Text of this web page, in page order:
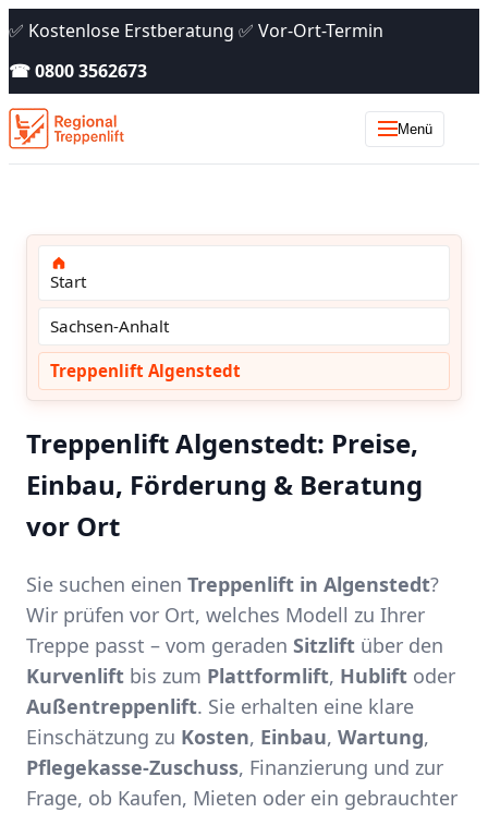
✅ Kostenlose Erstberatung ✅ Vor-Ort-Termin
☎ 0800 3562673
Menü
Start
Sachsen-Anhalt
Treppenlift Algenstedt
Treppenlift Algenstedt: Preise,
Einbau, Förderung & Beratung
vor Ort
Sie suchen einen Treppenlift in Algenstedt?
Wir prüfen vor Ort, welches Modell zu Ihrer
Treppe passt – vom geraden Sitzlift über den
Kurvenlift bis zum Plattformlift, Hublift oder
Außentreppenlift. Sie erhalten eine klare
Einschätzung zu Kosten, Einbau, Wartung,
Pflegekasse-Zuschuss, Finanzierung und zur
Frage, ob Kaufen, Mieten oder ein gebrauchter